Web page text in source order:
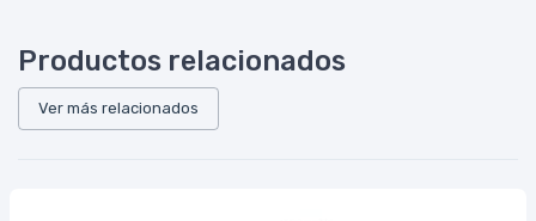
Productos relacionados
Ver más relacionados